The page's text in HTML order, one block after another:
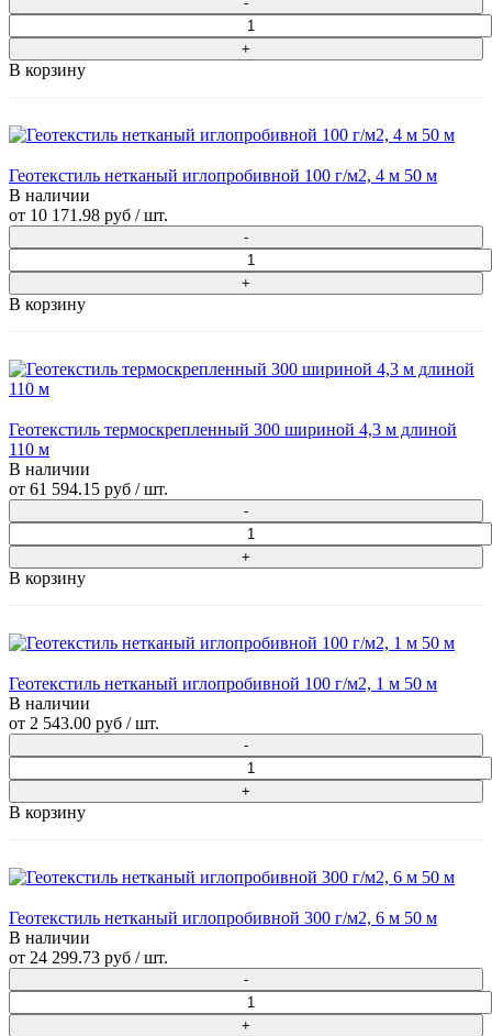
В корзину
Геотекстиль нетканый иглопробивной 100 г/м2, 4 м 50 м
В наличии
от 10 171.98 руб / шт.
В корзину
Геотекстиль термоскрепленный 300 шириной 4,3 м длиной
110 м
В наличии
от 61 594.15 руб / шт.
В корзину
Геотекстиль нетканый иглопробивной 100 г/м2, 1 м 50 м
В наличии
от 2 543.00 руб / шт.
В корзину
Геотекстиль нетканый иглопробивной 300 г/м2, 6 м 50 м
В наличии
от 24 299.73 руб / шт.